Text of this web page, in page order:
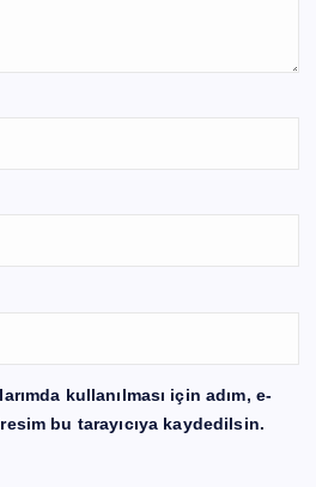
kullanılması için adım, e-
bu tarayıcıya kaydedilsin.